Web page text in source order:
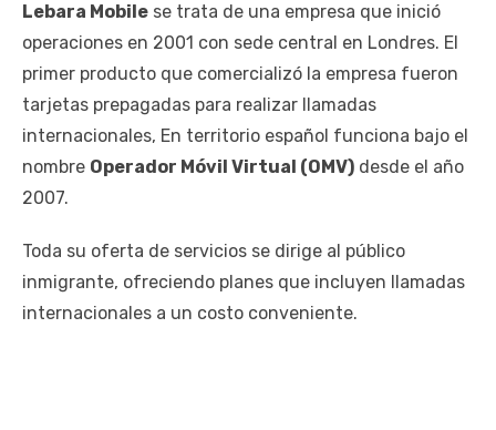
Lebara Mobile se trata de una empresa que inició
operaciones en 2001 con sede central en Londres. El
primer producto que comercializó la empresa fueron
tarjetas prepagadas para realizar llamadas
internacionales, En territorio español funciona bajo el
nombre Operador Móvil Virtual (OMV) desde el año
2007.
Toda su oferta de servicios se dirige al público
inmigrante, ofreciendo planes que incluyen llamadas
internacionales a un costo conveniente.